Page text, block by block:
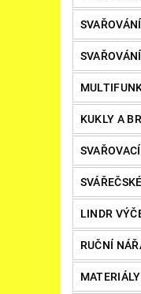
KUKLY A
LINDR
RUČNÍ